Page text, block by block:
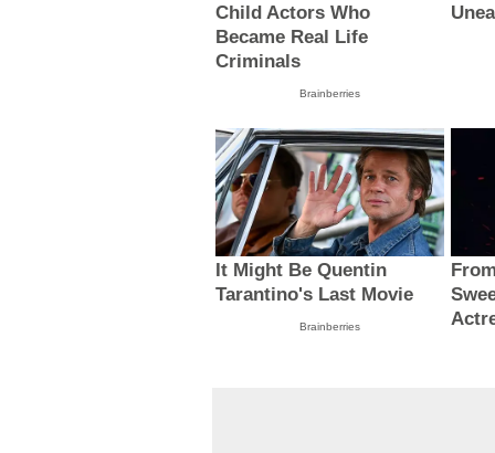
Child Actors Who
Became Real Life
Criminals
Brainberries
It Might Be Quentin
Tarantino's Last Movie
Brainberries